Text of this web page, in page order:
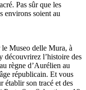
Pas sûr que les
environs soient au
Museo delle Mura, à
découvrirez l’histoire des
règne d’Aurélien au
républicain. Et vous
établir son tracé et des